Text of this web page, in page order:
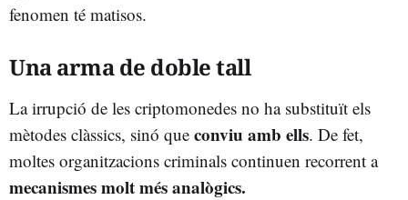
fenomen té matisos.
Una arma de doble tall
La irrupció de les criptomonedes no ha substituït els
mètodes clàssics, sinó que conviu amb ells. De fet,
moltes organitzacions criminals continuen recorrent a
mecanismes molt més analògics.